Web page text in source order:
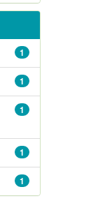
1
1
1
1
1